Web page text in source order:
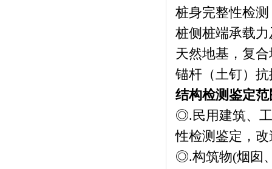
桩身完整性检
桩侧桩端承载
天然地基，复
锚杆（土钉）
结构检测鉴定范
◎.民用建筑、
性检测鉴定，
◎.构筑物(烟囱